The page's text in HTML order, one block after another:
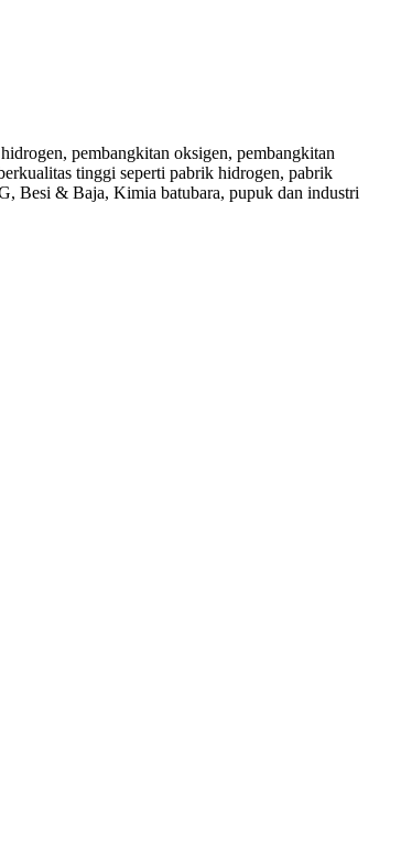
pembangkitan oksigen, pembangkitan
tinggi seperti pabrik hidrogen, pabrik
Besi & Baja, Kimia batubara, pupuk dan industri